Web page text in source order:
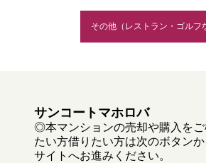
その他（レストラン・ゴルフ
サンコートマホロバ
◎本マンションの売却や購入をご
たい方借りたい方は次のボタン
サイトへお進みください。